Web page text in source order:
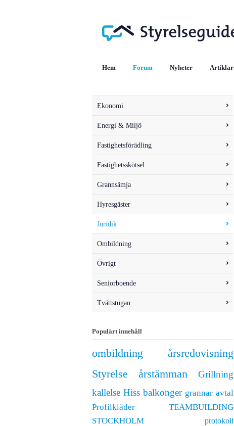
Hem Forum Nyheter Artiklar
Ekonomi
Energi & Miljö
Fastighetsförädling
Fastighetsskötsel
Grannsämja
Hyresgäster
Juridik
Ombildning
Övrigt
Seniorboende
Tvättstugan
Populärt innehåll
ombildning
årsredovisning
Styrelse
årstämman
Grillning
kallelse Hiss balkonger grannar avtal
Profilkläder
TEAMBUILDING
STOCKHOLM
protokoll